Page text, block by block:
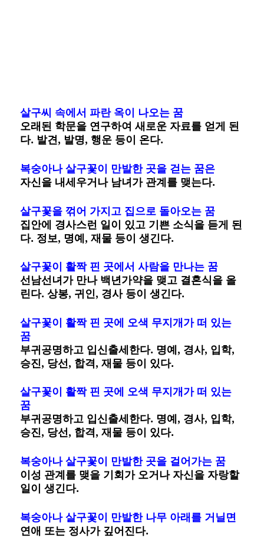
살구씨 속에서 파란 옥이 나오는 꿈
오래된 학문을 연구하여 새로운 자료를 얻게 된
다. 발견, 발명, 행운 등이 온다.
복숭아나 살구꽃이 만발한 곳을 걷는 꿈은
자신을 내세우거나 남녀가 관계를 맺는다.
살구꽃을 꺾어 가지고 집으로 돌아오는 꿈
집안에 경사스런 일이 있고 기쁜 소식을 듣게 된
다. 정보, 명예, 재물 등이 생긴다.
살구꽃이 활짝 핀 곳에서 사람을 만나는 꿈
선남선녀가 만나 백년가약을 맺고 결혼식을 올
린다. 상봉, 귀인, 경사 등이 생긴다.
살구꽃이 활짝 핀 곳에 오색 무지개가 떠 있는
꿈
부귀공명하고 입신출세한다. 명예, 경사, 입학,
승진, 당선, 합격, 재물 등이 있다.
살구꽃이 활짝 핀 곳에 오색 무지개가 떠 있는
꿈
부귀공명하고 입신출세한다. 명예, 경사, 입학,
승진, 당선, 합격, 재물 등이 있다.
복숭아나 살구꽃이 만발한 곳을 걸어가는 꿈
이성 관계를 맺을 기회가 오거나 자신을 자랑할
일이 생긴다.
복숭아나 살구꽃이 만발한 나무 아래를 거닐면
연애 또는 정사가 깊어진다.